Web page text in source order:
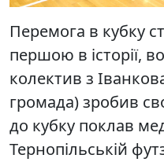
Перемога в кубку
першою в історії,
колектив з
громада) зробив
до кубку поклав
Тернопільській